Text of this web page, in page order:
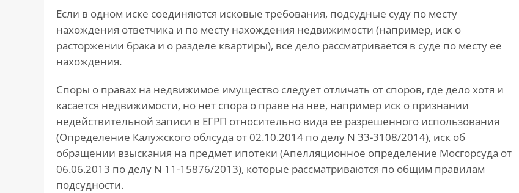
Если в одном иске соединяются исковые требования, подсудные суду по месту
нахождения ответчика и по месту нахождения недвижимости (например, иск о
расторжении брака и о разделе квартиры), все дело рассматривается в суде по месту ее
нахождения.
Споры о правах на недвижимое имущество следует отличать от споров, где дело хотя и
касается недвижимости, но нет спора о праве на нее, например иск о признании
недействительной записи в ЕГРП относительно вида ее разрешенного использования
(Определение Калужского облсуда от 02.10.2014 по делу N 33-3108/2014), иск об
обращении взыскания на предмет ипотеки (Апелляционное определение Мосгорсуда от
06.06.2013 по делу N 11-15876/2013), которые рассматриваются по общим правилам
подсудности.